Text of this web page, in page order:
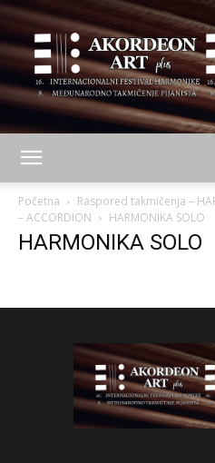
Početna
Raspored takmičenja –
– ACCORDION
HARMONIKA SOLO
HARMONIKA SOLO